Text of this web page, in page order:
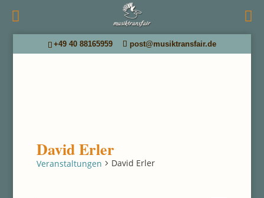
+49 40 88165959 post@musiktransfair.de
David Erler
Veranstaltungen David Erler